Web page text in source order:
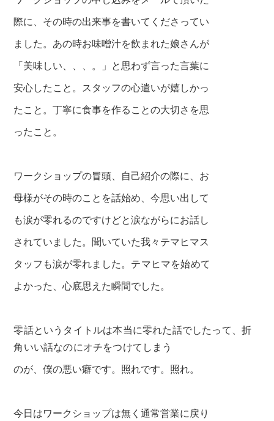
際に、 その時の出来事を書いてくださってい
ました。 あの時お味噌汁を飲まれた娘さんが
「美味しい、、、。」 と思わず言った言葉に
安心したこと。スタッフの心遣いが嬉しかっ
たこと。丁寧に食事を作ることの大切さを思
ったこと。
ワークショップの冒頭、自己紹介の際に、お
母様がその時のことを話始め、今思い出して
も涙が零れるのですけどと涙ながらにお話し
されていました。聞いていた我々テマヒマス
タッフも涙が零れました。 テマヒマを始めて
よかった、心底思えた瞬間でした。
零話というタイトルは本当に零れた話でしたって、折
角いい話なのにオチをつけてしまう
のが、僕の悪い癖です。照れです。照れ。
今日はワークショップは無く通常営業に戻り